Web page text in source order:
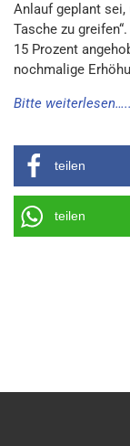
Anlauf geplant sei,
Tasche zu
15 Prozent
nochmalige
Bitte weiterlesen…..
teilen
teilen